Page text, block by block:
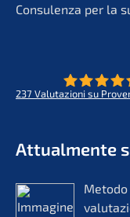
Consu­len­za per la
237 Valuta­zio­ni su
Attual­men­te